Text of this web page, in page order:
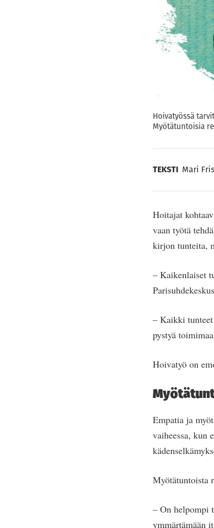
Hoivatyössä
Myötätuntoisia
TEKSTI Mari
Hoitajat
vaan työtä
kirjon tunteita,
– Kaikenlaiset
– Kaikki
pystyä
Hoivatyö on
Empatia ja
vaiheessa, kun
Myötätuntoista
– On helpompi
ymmärtämään